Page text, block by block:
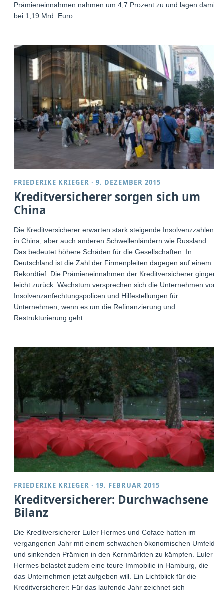
Prämieneinnahmen nahmen um 4,7 Prozent zu und lagen damit
bei 1,19 Mrd. Euro.
FRIEDERIKE KRIEGER ·9. DEZEMBER 2015
Kreditversicherer sorgen sich um
China
Die Kreditversicherer erwarten stark steigende Insolvenzzahlen
in China, aber auch anderen Schwellenländern wie Russland.
Das bedeutet höhere Schäden für die Gesellschaften. In
Deutschland ist die Zahl der Firmenpleiten dagegen auf einem
Rekordtief. Die Prämieneinnahmen der Kreditversicherer gingen
leicht zurück. Wachstum versprechen sich die Unternehmen von
Insolvenzanfechtungspolicen und Hilfestellungen für
Unternehmen, wenn es um die Refinanzierung und
Restrukturierung geht.
FRIEDERIKE KRIEGER · 19. FEBRUAR 2015
Kreditversicherer: Durchwachsene
Bilanz
Die Kreditversicherer Euler Hermes und Coface hatten im
vergangenen Jahr mit einem schwachen ökonomischen Umfeld
und sinkenden Prämien in den Kernmärkten zu kämpfen. Euler
Hermes belastet zudem eine teure Immobilie in Hamburg, die
das Unternehmen jetzt aufgeben will. Ein Lichtblick für die
Kreditversicherer: Für das laufende Jahr zeichnet sich